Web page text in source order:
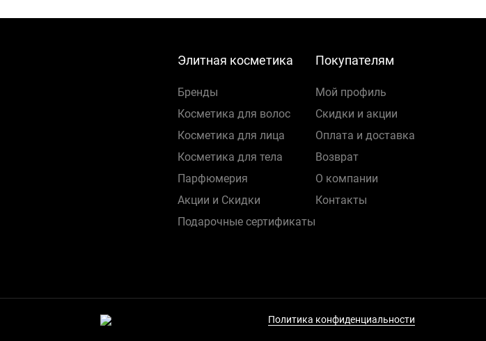
Элитная косметика
Бренды
Косметика для волос
Косметика для лица
Косметика для тела
Парфюмерия
Акции и Скидки
Подарочные сертификаты
Покупателям
Мой профиль
Скидки и акции
Оплата и доставка
Возврат
О компании
Контакты
Политика конфиденциальности